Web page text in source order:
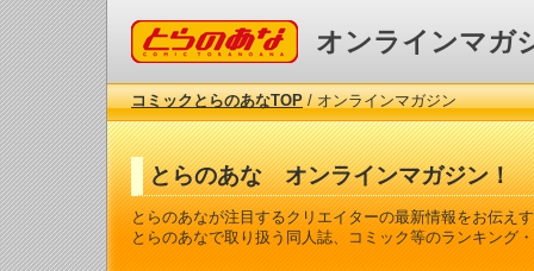
コミックとらのあな オンラインマガ
コミックとらのあなTOP/ オンラインマガジン
とらのあな オンラインマガジン！
とらのあなが注目するクリエイターの最新情報をお伝え
とらのあなで取り扱う同人誌、コミック等のランキング